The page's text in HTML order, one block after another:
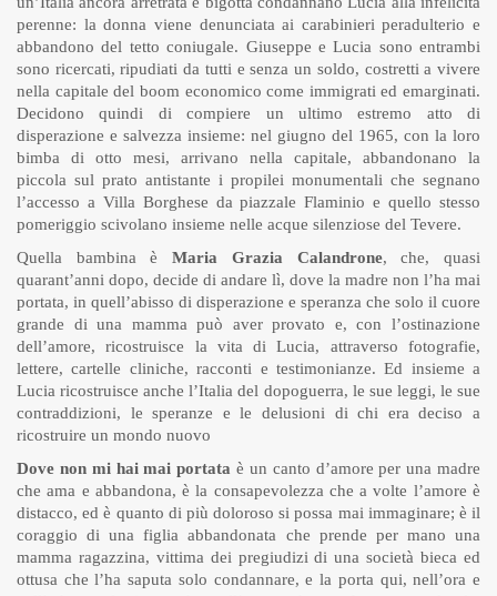
perenne: la donna viene denunciata ai carabinieri peradulterio e
abbandono del tetto coniugale. Giuseppe e Lucia sono entrambi
sono ricercati, ripudiati da tutti e senza un soldo, costretti a vivere
nella capitale del boom economico come immigrati ed emarginati.
Decidono quindi di compiere un ultimo estremo atto di
disperazione e salvezza insieme: nel giugno del 1965, con la loro
bimba di otto mesi, arrivano nella capitale, abbandonano la
piccola sul prato antistante i propilei monumentali che segnano
l’accesso a Villa Borghese da piazzale Flaminio e quello stesso
pomeriggio scivolano insieme nelle acque silenziose del Tevere.
Quella bambina èMaria Grazia Calandrone, che, quasi
quarant’anni dopo, decide di andare lì, dove la madre non l’ha mai
portata, in quell’abisso di disperazione e speranza che solo il cuore
grande di una mamma può aver provato e, con l’ostinazione
dell’amore, ricostruisce la vita di Lucia, attraverso fotografie,
lettere, cartelle cliniche, racconti e testimonianze. Ed insieme a
Lucia ricostruisce anche l’Italia del dopoguerra, le sue leggi, le sue
contraddizioni, le speranze e le delusioni di chi era deciso a
ricostruire un mondo nuovo
Dove non mi hai mai portata è un canto d’amore per una madre
che ama e abbandona, è la consapevolezza che a volte l’amore è
distacco, ed è quanto di più doloroso si possa mai immaginare; è il
coraggio di una figlia abbandonata che prende per mano una
mamma ragazzina, vittima dei pregiudizi di una società bieca ed
ottusa che l’ha saputa solo condannare, e la porta qui, nell’ora e